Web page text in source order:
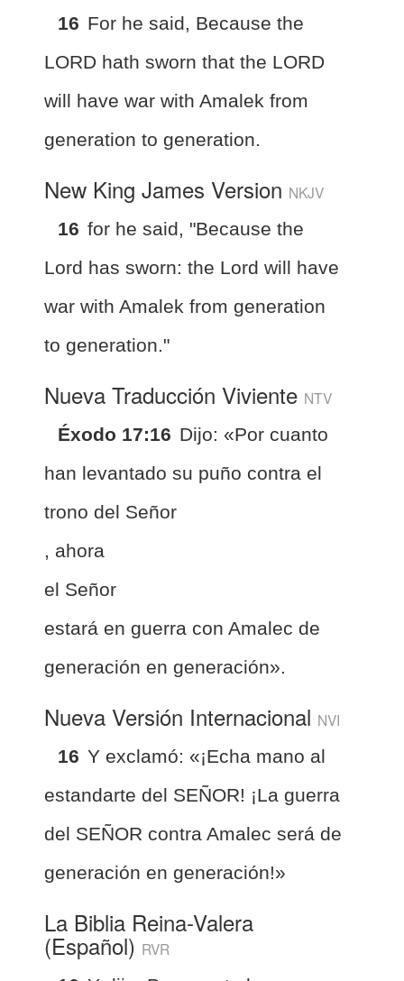
16 For he said, Because the
LORD hath sworn that the LORD
will have war with Amalek from
generation to generation.
New King James Version NKJV
16 for he said, "Because the
Lord has sworn: the Lord will have
war with Amalek from generation
to generation."
Nueva Traducción Viviente NTV
Éxodo 17:16 Dijo: «Por cuanto
han levantado su puño contra el
trono del Señor
, ahora
el Señor
estará en guerra con Amalec de
generación en generación».
Nueva Versión Internacional NVI
16 Y exclamó: «¡Echa mano al
estandarte del SEÑOR! ¡La guerra
del SEÑOR contra Amalec será de
generación en generación!»
La Biblia Reina-Valera
(Español) RVR